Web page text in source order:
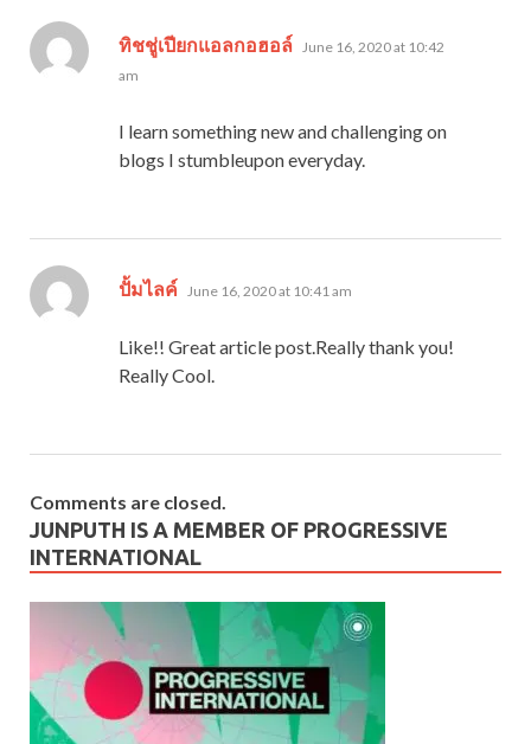
ทิชชู่เปียกแอลกอฮอล์ says:
June 16, 2020 at 10:42
am
I learn something new and challenging on
blogs I stumbleupon everyday.
ปั้มไลค์ says:
June 16, 2020 at 10:41 am
Like!! Great article post.Really thank you!
Really Cool.
Comments are closed.
JUNPUTH IS A MEMBER OF PROGRESSIVE
INTERNATIONAL